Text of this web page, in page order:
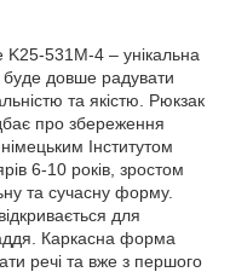
531M-4 – унікальна
довше радувати
та якістю. Рюкзак
про збереження
Інститутом
6-10 років, зростом
та сучасну форму.
для
Каркасна форма
речі та вже з першого